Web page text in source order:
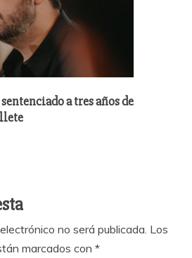
a tres años de
no será publicada. Los
marcados con *